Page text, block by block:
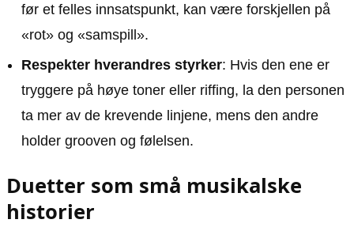
før et felles innsatspunkt, kan være forskjellen på
«rot» og «samspill».
Respekter hverandres styrker: Hvis den ene er
tryggere på høye toner eller riffing, la den personen
ta mer av de krevende linjene, mens den andre
holder grooven og følelsen.
Duetter som små musikalske
historier